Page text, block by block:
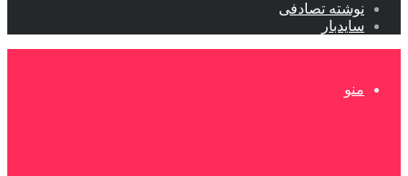
نوشته تصادفی
سایدبار
منو